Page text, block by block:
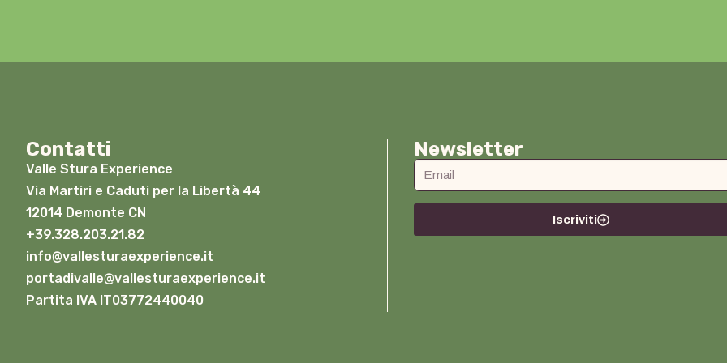
Contatti
Valle Stura Experience
Via Martiri e Caduti per la Libertà 44
12014 Demonte CN
+39.328.203.21.82
info@vallesturaexperience.it
portadivalle@vallesturaexperience.it
Partita IVA IT03772440040
Newsletter
Iscriviti